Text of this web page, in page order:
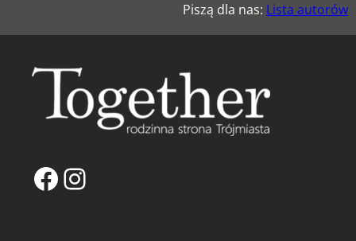
Piszą dla nas: Lista autorów
Facebook
Instagram